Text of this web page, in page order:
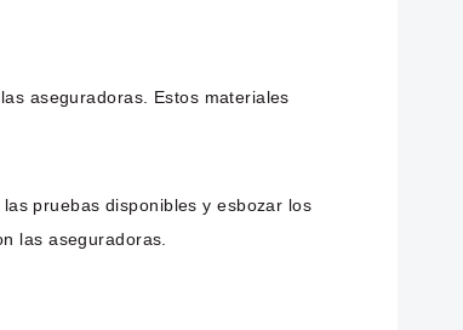
aseguradoras. Estos materiales
pruebas disponibles y esbozar los
las aseguradoras.